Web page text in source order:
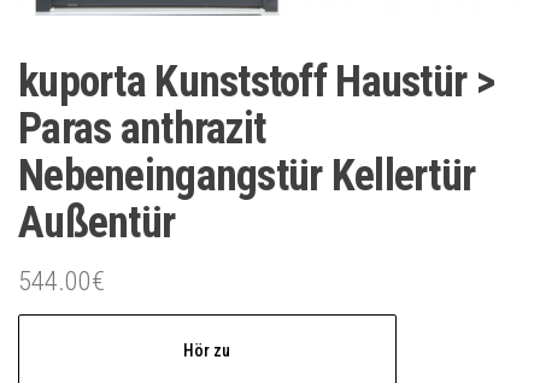
kuporta Kunststoff Haustür >
Paras anthrazit
Nebeneingangstür Kellertür
Außentür
544.00€
Hör zu